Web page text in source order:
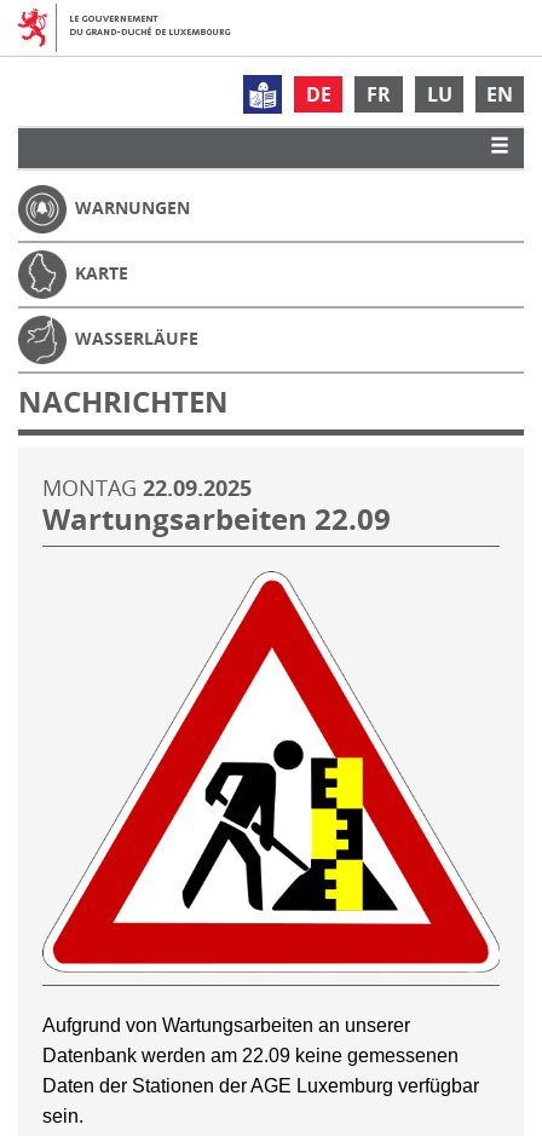
DE FR LU EN
WARNUNGEN
KARTE
WASSERLÄUFE
NACHRICHTEN
MONTAG 22.09.2025
Wartungsarbeiten 22.09
Aufgrund von Wartungsarbeiten an unserer
Datenbank werden am 22.09 keine gemessenen
Daten der Stationen der AGE Luxemburg verfügbar
sein.